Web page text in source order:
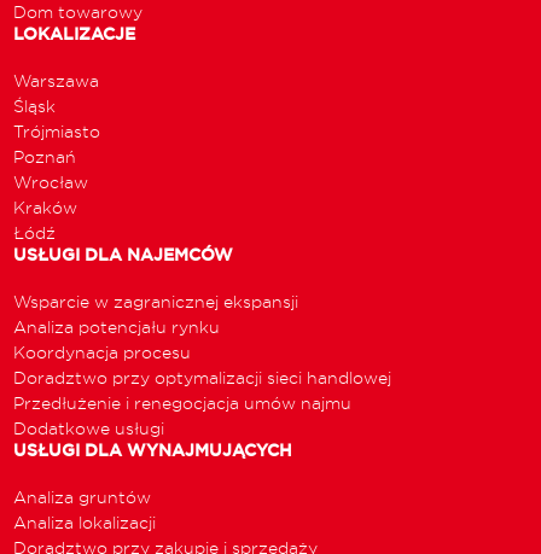
Dom towarowy
LOKALIZACJE
Warszawa
Śląsk
Trójmiasto
Poznań
Wrocław
Kraków
Łódź
USŁUGI DLA NAJEMCÓW
Wsparcie w zagranicznej ekspansji
Analiza potencjału rynku
Koordynacja procesu
Doradztwo przy optymalizacji sieci handlowej
Przedłużenie i renegocjacja umów najmu
Dodatkowe usługi
USŁUGI DLA WYNAJMUJĄCYCH
Analiza gruntów
Analiza lokalizacji
Doradztwo przy zakupie i sprzedaży